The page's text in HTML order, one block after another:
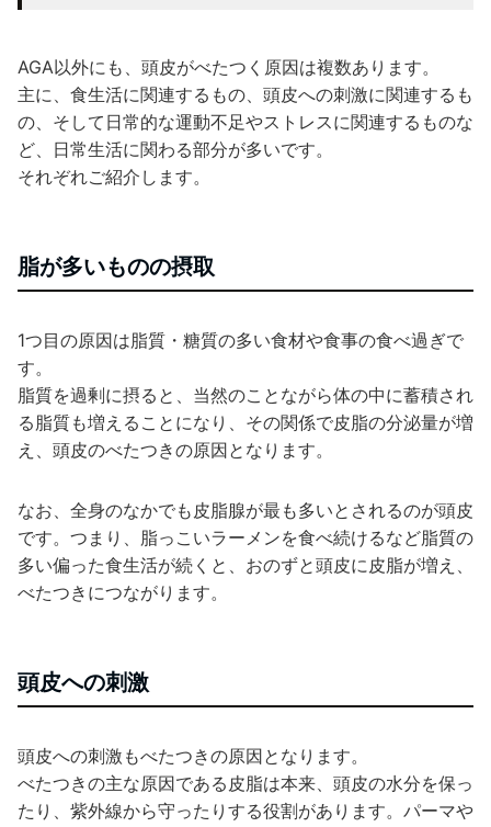
AGA以外にも、頭皮がべたつく原因は複数あります。
主に、食生活に関連するもの、頭皮への刺激に関連するも
の、そして日常的な運動不足やストレスに関連するものな
ど、日常生活に関わる部分が多いです。
それぞれご紹介します。
脂が多いものの摂取
1つ目の原因は脂質・糖質の多い食材や食事の食べ過ぎで
す。
脂質を過剰に摂ると、当然のことながら体の中に蓄積され
る脂質も増えることになり、その関係で皮脂の分泌量が増
え、頭皮のべたつきの原因となります。
なお、全身のなかでも皮脂腺が最も多いとされるのが頭皮
です。つまり、脂っこいラーメンを食べ続けるなど脂質の
多い偏った食生活が続くと、おのずと頭皮に皮脂が増え、
べたつきにつながります。
頭皮への刺激
頭皮への刺激もべたつきの原因となります。
べたつきの主な原因である皮脂は本来、頭皮の水分を保っ
たり、紫外線から守ったりする役割があります。パーマや